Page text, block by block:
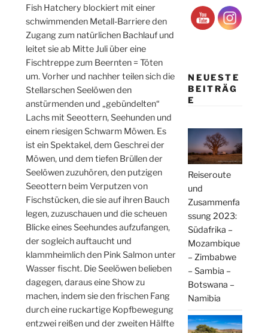
Fish Hatchery blockiert mit einer
schwimmenden Metall-Barriere den
Zugang zum natürlichen Bachlauf und
leitet sie ab Mitte Juli über eine
Fischtreppe zum Beernten = Töten
um. Vorher und nachher teilen sich die
Stellarschen Seelöwen den
anstürmenden und „gebündelten“
Lachs mit Seeottern, Seehunden und
einem riesigen Schwarm Möwen. Es
ist ein Spektakel, dem Geschrei der
Möwen, und dem tiefen Brüllen der
Seelöwen zuzuhören, den putzigen
Seeottern beim Verputzen von
Fischstücken, die sie auf ihren Bauch
legen, zuzuschauen und die scheuen
Blicke eines Seehundes aufzufangen,
der sogleich auftaucht und
klammheimlich den Pink Salmon unter
Wasser fischt. Die Seelöwen belieben
dagegen, daraus eine Show zu
machen, indem sie den frischen Fang
durch eine ruckartige Kopfbewegung
entzwei reißen und der zweiten Hälfte
NEUESTE
BEITRÄG
E
Reiseroute
und
Zusammenfa
ssung 2023:
Südafrika –
Mozambique
– Zimbabwe
– Sambia –
Botswana –
Namibia